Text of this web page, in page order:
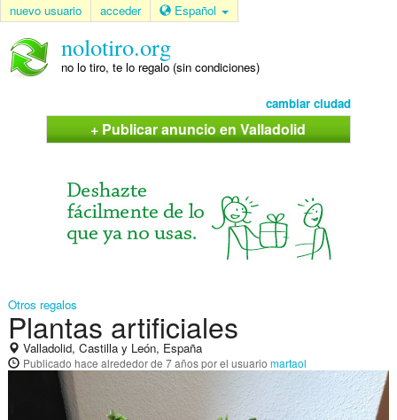
nuevo usuario acceder Español
nolotiro.org
no lo tiro, te lo regalo (sin condiciones)
cambiar ciudad
+ Publicar anuncio en Valladolid
Otros regalos
Plantas artificiales
Valladolid, Castilla y León, España
Publicado hace alrededor de 7 añospor el usuario martaol